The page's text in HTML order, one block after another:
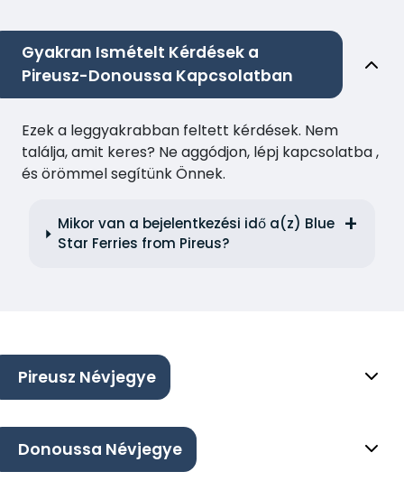
Gyakran Ismételt Kérdések a
Pireusz-Donoussa Kapcsolatban
Ezek a leggyakrabban feltett kérdések. Nem
találja, amit keres? Ne aggódjon, lépj kapcsolatba ,
és örömmel segítünk Önnek.
Mikor van a bejelentkezési idő a(z) Blue
Star Ferries from Pireus?
Pireusz Névjegye
Donoussa Névjegye